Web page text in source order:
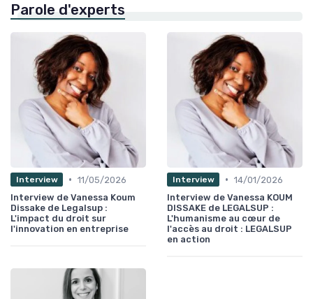
Parole d'experts
Interview • 11/05/2026
Interview de Vanessa Koum
Dissake de Legalsup :
L'impact du droit sur
l'innovation en entreprise
Interview • 14/01/2026
Interview de Vanessa KOUM
DISSAKE de LEGALSUP :
L'humanisme au cœur de
l'accès au droit : LEGALSUP
en action